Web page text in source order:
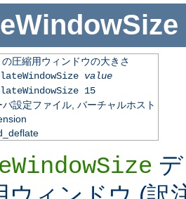
圧縮用ウィンドウの大きさ
value
15
バ設定ファイル, バーチャルホスト